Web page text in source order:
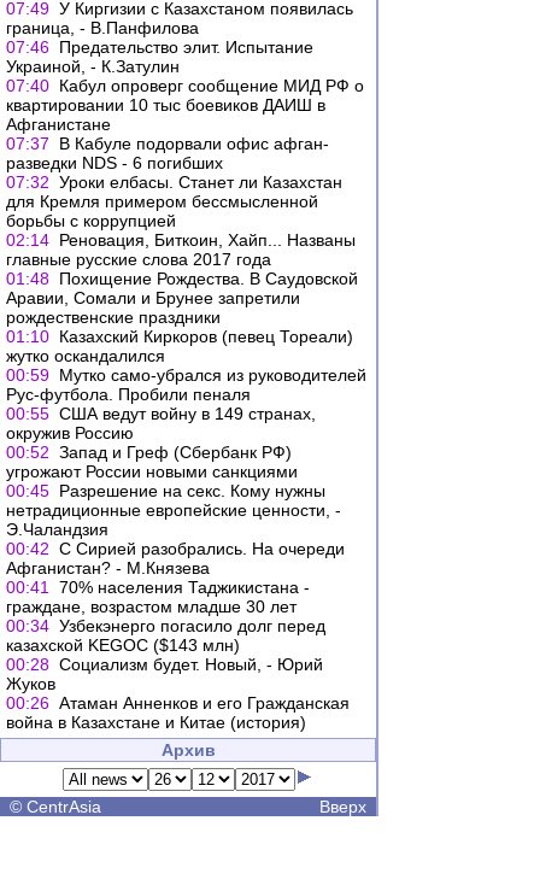
07:49 У Киргизии с Казахстаном появилась
граница, - В.Панфилова
07:46 Предательство элит. Испытание
Украиной, - К.Затулин
07:40 Кабул опроверг сообщение МИД РФ о
квартировании 10 тыс боевиков ДАИШ в
Афганистане
07:37
В Кабуле подорвали офис афган-
разведки NDS - 6 погибших
07:32 Уроки елбасы. Станет ли Казахстан
для Кремля примером бессмысленной
борьбы с коррупцией
02:14 Реновация, Биткоин, Хайп... Названы
главные русские слова 2017 года
01:48 Похищение Рождества. В Саудовской
Аравии, Сомали и Брунее запретили
рождественские праздники
01:10 Казахский Киркоров (певец Тореали)
жутко оскандалился
00:59 Мутко само-убрался из руководителей
Рус-футбола. Пробили пеналя
00:55 США ведут войну в 149 странах,
окружив Россию
00:52 Запад и Греф (Сбербанк РФ)
угрожают России новыми санкциями
00:45 Разрешение на секс. Кому нужны
нетрадиционные европейские ценности, -
Э.Чаландзия
00:42 С Сирией разобрались. На очереди
Афганистан? - М.Князева
00:41
70% населения Таджикистана -
граждане, возрастом младше 30 лет
00:34 Узбекэнерго погасило долг перед
казахской KEGOC ($143 млн)
00:28 Социализм будет. Новый, - Юрий
Жуков
00:26 Атаман Анненков и его Гражданская
война в Казахстане и Китае (история)
Архив
© CentrAsia Вверх